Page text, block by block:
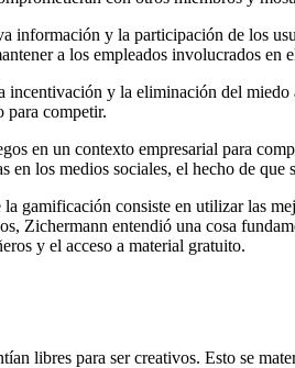
información y la participación de los
a los empleados involucrados en
y la eliminación del
para competir.
en un contexto empresarial para
en los medios sociales, el hecho de
gamificación consiste en utilizar las
Zichermann entendió una cosa
y el acceso a material gratuito.
libres para ser creativos. Esto se